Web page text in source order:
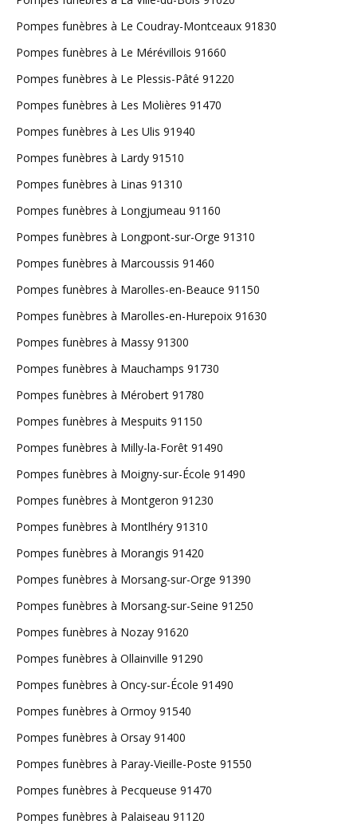
Pompes funèbres à Le Coudray-Montceaux 91830
Pompes funèbres à Le Mérévillois 91660
Pompes funèbres à Le Plessis-Pâté 91220
Pompes funèbres à Les Molières 91470
Pompes funèbres à Les Ulis 91940
Pompes funèbres à Lardy 91510
Pompes funèbres à Linas 91310
Pompes funèbres à Longjumeau 91160
Pompes funèbres à Longpont-sur-Orge 91310
Pompes funèbres à Marcoussis 91460
Pompes funèbres à Marolles-en-Beauce 91150
Pompes funèbres à Marolles-en-Hurepoix 91630
Pompes funèbres à Massy 91300
Pompes funèbres à Mauchamps 91730
Pompes funèbres à Mérobert 91780
Pompes funèbres à Mespuits 91150
Pompes funèbres à Milly-la-Forêt 91490
Pompes funèbres à Moigny-sur-École 91490
Pompes funèbres à Montgeron 91230
Pompes funèbres à Montlhéry 91310
Pompes funèbres à Morangis 91420
Pompes funèbres à Morsang-sur-Orge 91390
Pompes funèbres à Morsang-sur-Seine 91250
Pompes funèbres à Nozay 91620
Pompes funèbres à Ollainville 91290
Pompes funèbres à Oncy-sur-École 91490
Pompes funèbres à Ormoy 91540
Pompes funèbres à Orsay 91400
Pompes funèbres à Paray-Vieille-Poste 91550
Pompes funèbres à Pecqueuse 91470
Pompes funèbres à Palaiseau 91120